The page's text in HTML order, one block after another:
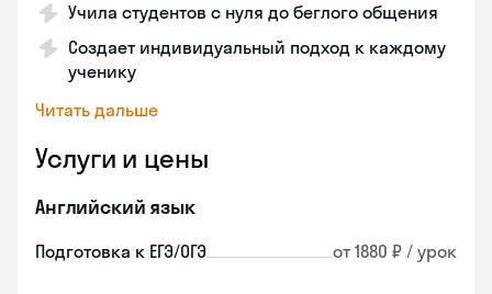
Учила студентов с нуля до беглого общения
Создает индивидуальный подход к каждому
ученику
Читать дальше
Услуги и цены
Английский язык
Подготовка к ЕГЭ/ОГЭ от 1880 ₽ / урок